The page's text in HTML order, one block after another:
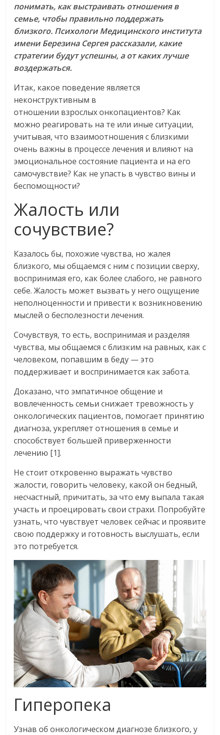
понимать, как выстраивать отношения в
семье, чтобы правильно поддержать
близкого. Психологи Медицинского института
имени Березина Сергея рассказали, какие
стратегии будут успешны, а от каких лучше
воздержаться.
Итак, какое поведение является
неконструктивным в
отношении взрослых онкопациентов? Как
можно реагировать на те или иные ситуации,
учитывая, что взаимоотношения с близкими
очень важны в процессе лечения и влияют на
эмоциональное состояние пациента и на его
самочувствие? Как не упасть в чувство вины и
беспомощности?
Жалость или
сочувствие?
Казалось бы, похожие чувства, но жалея
близкого, мы общаемся с ним с позиции сверху,
воспринимая его, как более слабого, не равного
себе. Жалость может вызвать у него ощущение
неполноценности и привести к возникновению
мыслей о бесполезности лечения.
Сочувствуя, то есть, воспринимая и разделяя
чувства, мы общаемся с близким на равных, как с
человеком, попавшим в беду — это
поддерживает и воспринимается как забота.
Доказано, что эмпатичное общение и
вовлеченность семьи снижает тревожность у
онкологических пациентов, помогает принятию
диагноза, укрепляет отношения в семье и
способствует большей приверженности
лечению [1].
Не стоит откровенно выражать чувство
жалости, говорить человеку, какой он бедный,
несчастный, причитать, за что ему выпала такая
участь и проецировать свои страхи. Попробуйте
узнать, что чувствует человек сейчас и проявите
свою поддержку и готовность выслушать, если
это потребуется.
Гиперопека
Узнав об онкологическом диагнозе близкого, у